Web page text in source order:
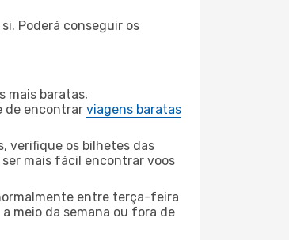
Poderá conseguir os
mais baratas,
de encontrar viagens baratas
verifique os bilhetes das
mais fácil encontrar voos
entre terça-feira
meio da semana ou fora de